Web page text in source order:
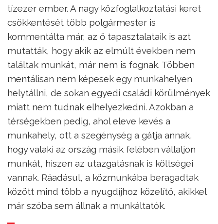
tízezer ember. A nagy közfoglalkoztatási keret
csökkentését több polgármester is
kommentálta már, az ő tapasztalataik is azt
mutatták, hogy akik az elmúlt években nem
találtak munkát, már nem is fognak. Többen
mentálisan nem képesek egy munkahelyen
helytállni, de sokan egyedi családi körülmények
miatt nem tudnak elhelyezkedni. Azokban a
térségekben pedig, ahol eleve kevés a
munkahely, ott a szegénység a gátja annak,
hogy valaki az ország másik felében vállaljon
munkát, hiszen az utazgatásnak is költségei
vannak. Ráadásul, a közmunkába beragadtak
között mind több a nyugdíjhoz közelítő, akikkel
már szóba sem állnak a munkáltatók.